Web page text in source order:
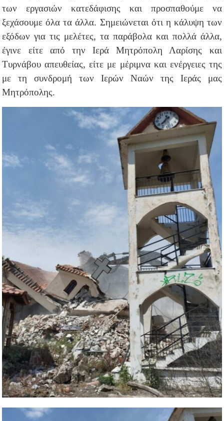
των εργασιών κατεδάφισης και προσπαθούμε να
ξεχάσουμε όλα τα άλλα. Σημειώνεται ότι η κάλυψη των
εξόδων για τις μελέτες, τα παράβολα και πολλά άλλα,
έγινε είτε από την Ιερά Μητρόπολη Λαρίσης και
Τυρνάβου απευθείας, είτε με μέριμνα και ενέργειες της
με τη συνδρομή των Ιερών Ναών της Ιεράς μας
Μητρόπολης.